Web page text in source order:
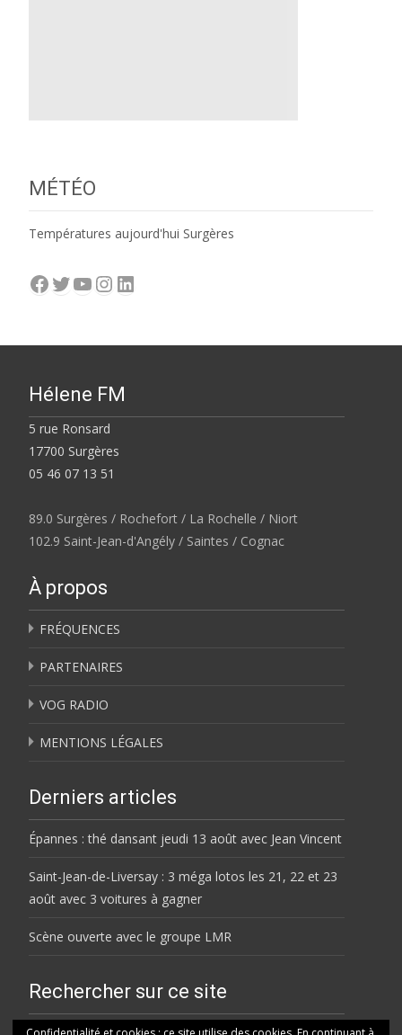
MÉTÉO
Températures aujourd'hui Surgères
Facebook
Twitter
YouTube
Instagram
LinkedIn
Hélene FM
5 rue Ronsard
17700 Surgères
05 46 07 13 51
89.0 Surgères / Rochefort / La Rochelle / Niort
102.9 Saint-Jean-d'Angély / Saintes / Cognac
À propos
FRÉQUENCES
PARTENAIRES
VOG RADIO
MENTIONS LÉGALES
Derniers articles
Épannes : thé dansant jeudi 13 août avec Jean Vincent
Saint-Jean-de-Liversay : 3 méga lotos les 21, 22 et 23
août avec 3 voitures à gagner
Scène ouverte avec le groupe LMR
Rechercher sur ce site
Rechercher